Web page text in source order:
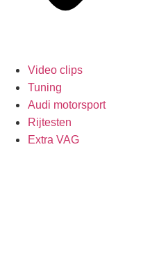
Video clips
Tuning
Audi motorsport
Rijtesten
Extra VAG